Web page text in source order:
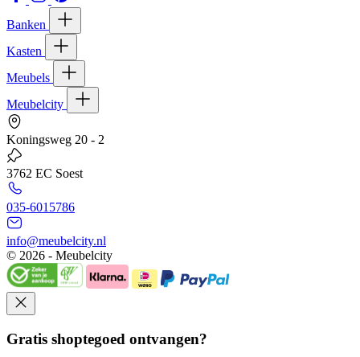
Banken
Kasten
Meubels
Meubelcity
Koningsweg 20 - 2
3762 EC Soest
035-6015786
info@meubelcity.nl
© 2026 - Meubelcity
Gratis shoptegoed ontvangen?